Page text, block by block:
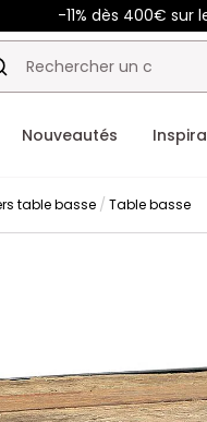
-11% dès 400€ sur
Nouveautés
table basse Table basse